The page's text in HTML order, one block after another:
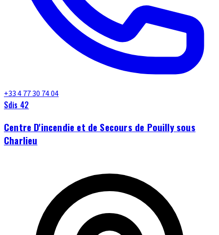
+33 4 77 30 74 04
Sdis 42
Centre D'incendie et de Secours de Pouilly sous
Charlieu